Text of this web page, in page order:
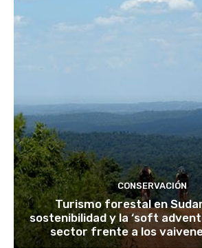
CONSERVACIÓN
Turismo forestal en
sostenibilidad y la ‘soft
sector frente a los